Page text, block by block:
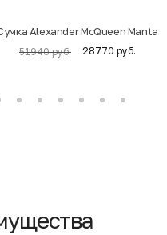
Alexander McQueen Manta
51940 руб. 28770 руб.